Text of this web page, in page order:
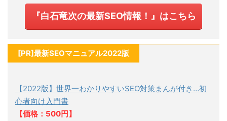
『白石竜次の最新SEO情報！』はこちら
[PR]最新SEOマニュアル2022版
【2022版】世界一わかりやすいSEO対策まんが付き…初
心者向け入門書
【価格：500円】